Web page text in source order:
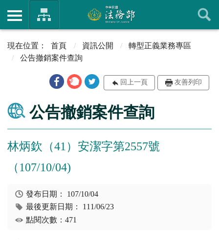
首頁 資訊公開
轉型正義業務專區
公告撤銷案件查詢
回上一頁 友善列印
公告撤銷案件查詢
林炳欽（41）安潔字第2557號
（107/10/04)
發布日期： 107/10/04
最後更新日期： 111/06/23
點閱次數：471